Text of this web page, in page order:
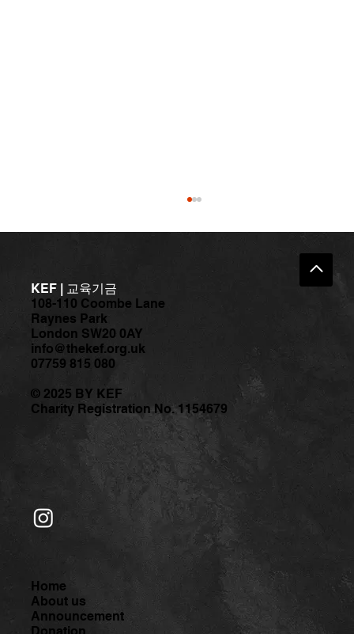
[공지] 몸의 편안함과 움직임의 즐거움을
찾아서 – <시니어 웰빙 무브먼트> 무료 프
로그램 참가자 모집
KEF | 교육기금
108-110 Coombe Lane
Raynes Park
London SW20 0AY
info@thekef.org.uk
07759 815 080
© 2025 BY KEF
Charity Registration No. 1154679
Home
About us
Announcement